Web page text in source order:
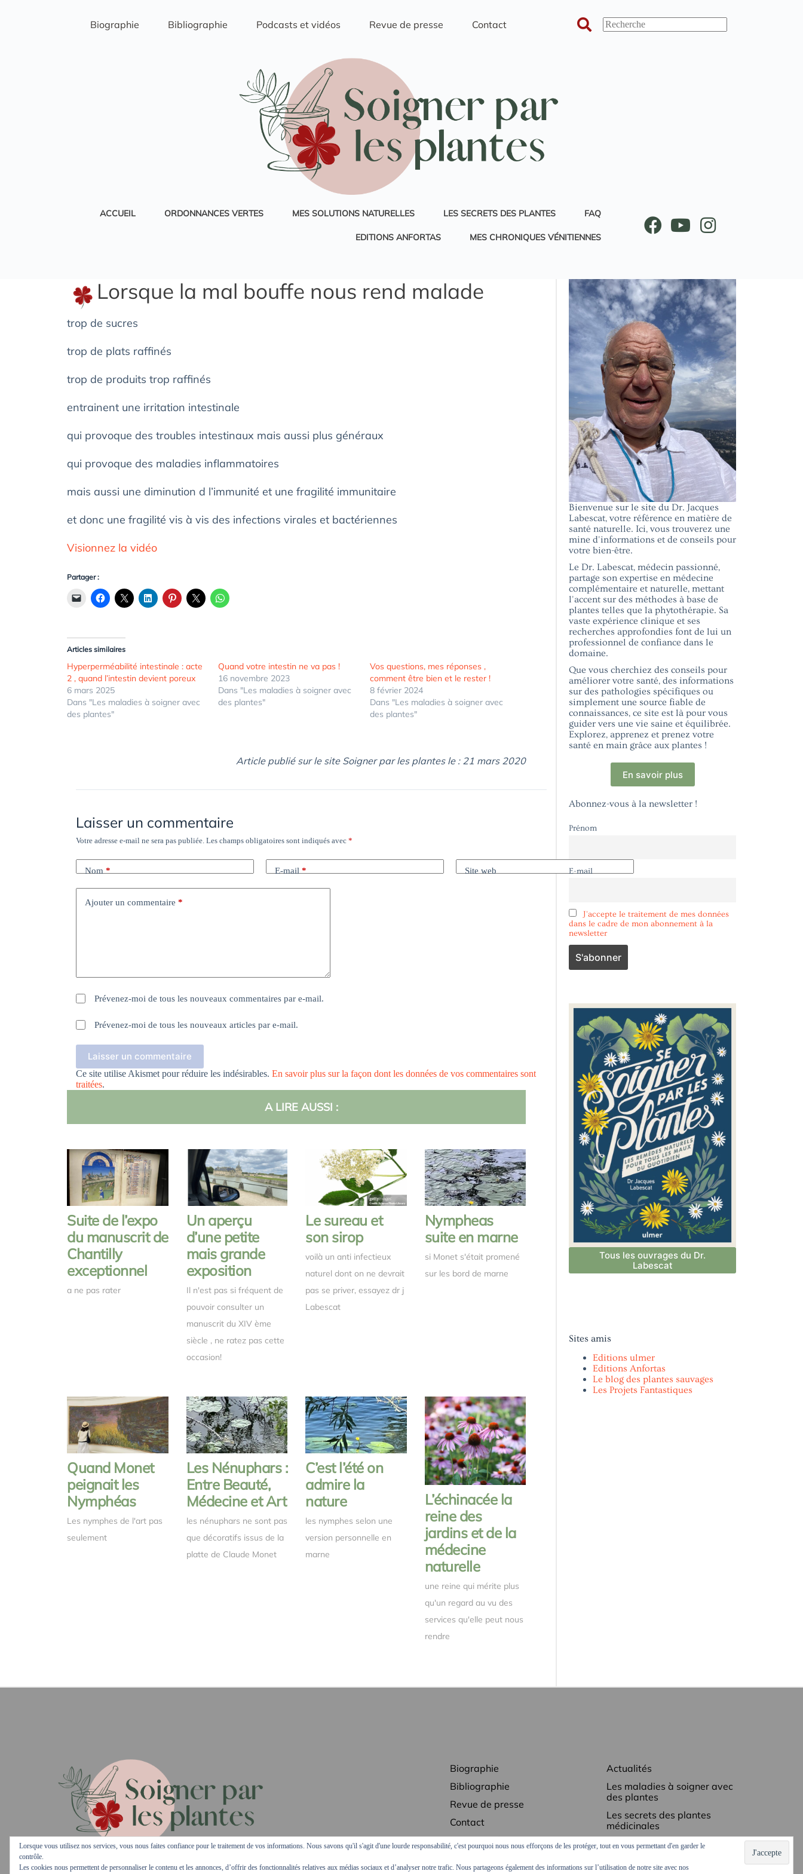
Biographie Bibliographie Podcasts et vidéos Revue de presse Contact
ACCUEIL ORDONNANCES VERTES MES SOLUTIONS NATURELLES LES SECRETS DES PLANTES FAQ
EDITIONS ANFORTAS MES CHRONIQUES VÉNITIENNES
Lorsque la mal bouffe nous rend malade
trop de sucres
trop de plats raffinés
trop de produits trop raffinés
entrainent une irritation intestinale
qui provoque des troubles intestinaux mais aussi plus généraux
qui provoque des maladies inflammatoires
mais aussi une diminution d l’immunité et une fragilité immunitaire
et donc une fragilité vis à vis des infections virales et bactériennes
Visionnez la vidéo
Partager :
Articles similaires
Hyperperméabilité intestinale : acte
2 , quand l’intestin devient poreux
6 mars 2025
Dans "Les maladies à soigner avec
des plantes"
Quand votre intestin ne va pas !
16 novembre 2023
Dans "Les maladies à soigner avec
des plantes"
Vos questions, mes réponses ,
comment être bien et le rester !
8 février 2024
Dans "Les maladies à soigner avec
des plantes"
Article publié sur le site Soigner par les plantes le : 21 mars 2020
Laisser un commentaire
Votre adresse e-mail ne sera pas publiée. Les champs obligatoires sont indiqués avec *
Nom * E-mail * Site web
Ajouter un commentaire *
Prévenez-moi de tous les nouveaux commentaires par e-mail.
Prévenez-moi de tous les nouveaux articles par e-mail.
Laisser un commentaire
Ce site utilise Akismet pour réduire les indésirables. En savoir plus sur la façon dont les données de vos commentaires sont
traitées.
A LIRE AUSSI :
Suite de l’expo
du manuscrit de
Chantilly
exceptionnel
a ne pas rater
Un aperçu
d’une petite
mais grande
exposition
Il n'est pas si fréquent de
pouvoir consulter un
manuscrit du XIV ème
siècle , ne ratez pas cette
occasion!
Le sureau et
son sirop
voilà un anti infectieux
naturel dont on ne devrait
pas se priver, essayez dr j
Labescat
Nympheas
suite en marne
si Monet s'était promené
sur les bord de marne
Quand Monet
peignait les
Nymphéas
Les nymphes de l'art pas
seulement
Les Nénuphars :
Entre Beauté,
Médecine et Art
les nénuphars ne sont pas
que décoratifs issus de la
platte de Claude Monet
C’est l’été on
admire la
nature
les nymphes selon une
version personnelle en
marne
L’échinacée la
reine des
jardins et de la
médecine
naturelle
une reine qui mérite plus
qu'un regard au vu des
services qu'elle peut nous
rendre
Bienvenue sur le site du Dr. Jacques
Labescat, votre référence en matière de
santé naturelle. Ici, vous trouverez une
mine d'informations et de conseils pour
votre bien-être.
Le Dr. Labescat, médecin passionné,
partage son expertise en médecine
complémentaire et naturelle, mettant
l'accent sur des méthodes à base de
plantes telles que la phytothérapie. Sa
vaste expérience clinique et ses
recherches approfondies font de lui un
professionnel de confiance dans le
domaine.
Que vous cherchiez des conseils pour
améliorer votre santé, des informations
sur des pathologies spécifiques ou
simplement une source fiable de
connaissances, ce site est là pour vous
guider vers une vie saine et équilibrée.
Explorez, apprenez et prenez votre
santé en main grâce aux plantes !
En savoir plus
Abonnez-vous à la newsletter !
Prénom
E-mail
J'accepte le traitement de mes données
dans le cadre de mon abonnement à la
newsletter
Tous les ouvrages du Dr.
Labescat
Sites amis
Editions ulmer
Editions Anfortas
Le blog des plantes sauvages
Les Projets Fantastiques
Biographie
Bibliographie
Revue de presse
Contact
Mentions légales
Actualités
Les maladies à soigner avec
des plantes
Les secrets des plantes
médicinales
Ordonnances vertes
Lorsque vous utilisez nos services, vous nous faites confiance pour le traitement de vos informations. Nous savons qu'il s'agit d'une lourde responsabilité, c'est pourquoi nous nous efforçons de les protéger, tout en vous permettant d'en garder le
contrôle.
Les cookies nous permettent de personnaliser le contenu et les annonces, d’offrir des fonctionnalités relatives aux médias sociaux et d’analyser notre trafic. Nous partageons également des informations sur l’utilisation de notre site avec nos